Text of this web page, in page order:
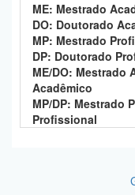
ME: Mestrado
DO: Doutorado
MP: Mestrado
DP: Doutorado
ME/DO: Mestrado
Acadêmico
MP/DP: Mestrado
Profissional